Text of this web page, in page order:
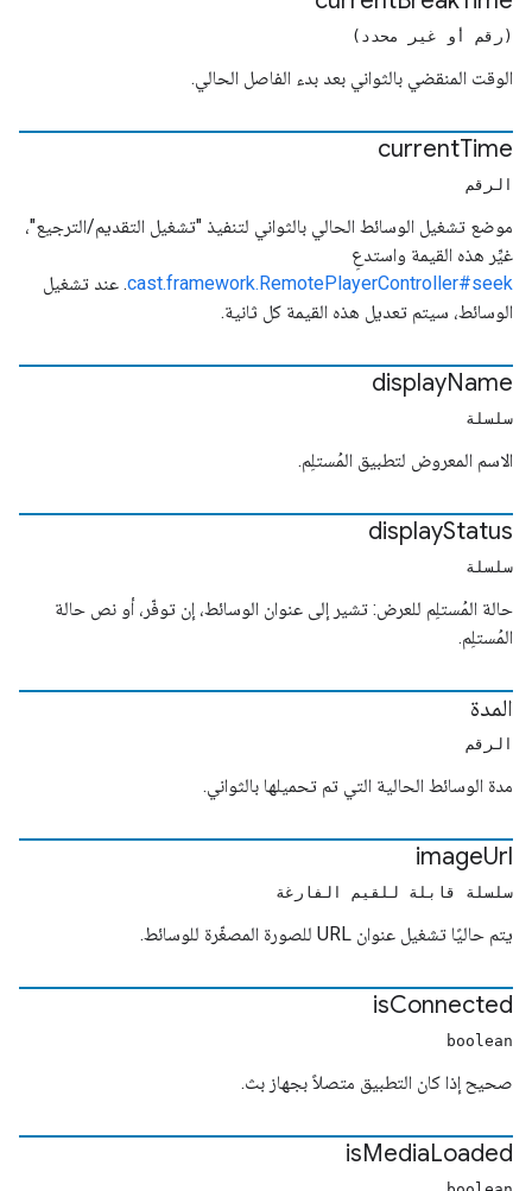
(رقم أو غير محدد)
الوقت المنقضي بالثواني بعد بدء الفاصل الحالي.
currentTime
الرقم
موضع تشغيل الوسائط الحالي بالثواني لتنفيذ "تشغيل التقديم/الترجيع"،
غيِّر هذه القيمة واستدعِ
cast.framework.RemotePlayerController#seek. عند تشغيل
الوسائط، سيتم تعديل هذه القيمة كل ثانية.
displayName
سلسلة
الاسم المعروض لتطبيق المُستلِم.
displayStatus
سلسلة
حالة المُستلِم للعرض: تشير إلى عنوان الوسائط، إن توفّر، أو نص حالة
المُستلِم.
المدة
الرقم
مدة الوسائط الحالية التي تم تحميلها بالثواني.
imageUrl
سلسلة قابلة للقيم الفارغة
يتم حاليًا تشغيل عنوان URL للصورة المصغّرة للوسائط.
isConnected
boolean
صحيح إذا كان التطبيق متصلاً بجهاز بث.
isMediaLoaded